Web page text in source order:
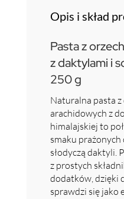
Opis i skład
Pasta z
z daktylami i
250 g
Naturalna pasta
arachidowych z
himalajskiej to
smaku
słodyczą daktyli.
z prostych
dodatków, dzięki
sprawdzi się jako